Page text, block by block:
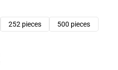
252 pieces
500 pieces